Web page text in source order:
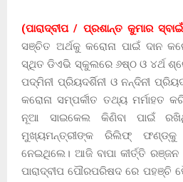
(ପାରାଦ୍ବୀପ / ପ୍ରଶାନ୍ତ କୁମାର
ସଞ୍ଚିତ ଅର୍ଥକୁ କରୋନା ପାଇଁ ଦାନ
ସ୍ଥିତ ଡିଏଭି ସ୍କୁଲରେ ୬ଷ୍ଠ ଓ ୪ର୍ଥ
ପଦ୍ମିନୀ ପ୍ରିୟଦର୍ଶିନୀ ଓ ନନ୍ଦିନୀ
କରୋନା ସମ୍ପର୍କୀତ ତଥ୍ୟ ମର୍ମାହତ
ନୂଆ ସାଇକେଲ କିଣିବା ପାଇଁ
ମୁଖ୍ୟମନ୍ତ୍ରୀଙ୍କ ରିଲିଫ୍ ଫଣ୍ଡ୍କୁ
ନେଇଥିଲେ। ଆଜି ବାପା କୀର୍ତ୍ତି
ପାରାଦ୍ବୀପ ପୌରପରିଷଦ ରେ ପହଞ୍ଚି